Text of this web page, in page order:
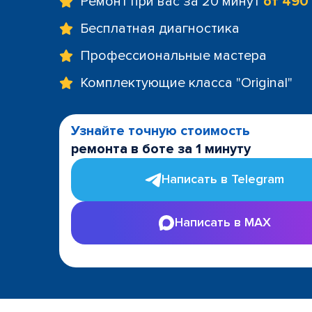
Бесплатная диагностика
Профессиональные мастера
Комплектующие класса "Original"
Узнайте точную стоимость
ремонта в боте за 1 минуту
Написать в Telegram
Написать в MAX